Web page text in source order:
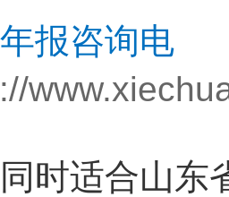
报咨询电
时适合山东